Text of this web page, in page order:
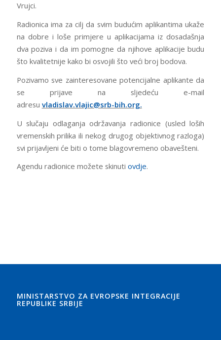
Vrujci.
Radionica ima za cilj da svim budućim aplikantima ukaže
na dobre i loše primjere u aplikacijama iz dosadašnja
dva poziva i da im pomogne da njihove aplikacije budu
što kvalitetnije kako bi osvojili što veći broj bodova.
Pozivamo sve zainteresovane potencijalne aplikante da
se prijave na sljedeću e-mail
adresu vladislav.vlajic@srb-bih.org.
U slučaju odlaganja održavanja radionice (usled loših
vremenskih prilika ili nekog drugog objektivnog razloga)
svi prijavljeni će biti o tome blagovremeno obavešteni.
Agendu radionice možete skinuti ovdje.
MINISTARSTVO ZA EVROPSKE INTEGRACIJE
REPUBLIKE SRBIJE